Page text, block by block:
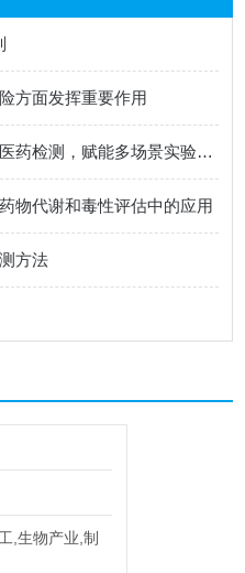
方面发挥重要作用
大鼠全血：全面适配科研与医药检测，赋能多场景实验研究
物代谢和毒性评估中的应用
方法
,生物产业,制